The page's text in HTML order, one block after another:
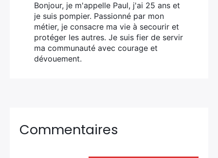
Bonjour, je m'appelle Paul, j'ai 25 ans et
je suis pompier. Passionné par mon
métier, je consacre ma vie à secourir et
protéger les autres. Je suis fier de servir
ma communauté avec courage et
dévouement.
Commentaires